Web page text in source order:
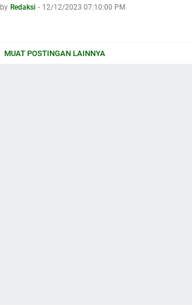
by Redaksi - 12/12/2023 07:10:00 PM
MUAT POSTINGAN LAINNYA